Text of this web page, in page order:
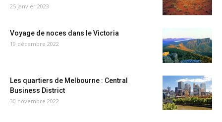
25 janvier 2023
Voyage de noces dans le Victoria
19 décembre 2022
Les quartiers de Melbourne : Central
Business District
30 novembre 2022